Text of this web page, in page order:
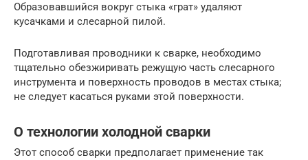
Образовавшийся вокруг стыка «грат» удаляют
кусачками и слесарной пилой.
Подготавливая проводники к сварке, необходимо
тщательно обезжиривать режущую часть слесарного
инструмента и поверхность проводов в местах стыка;
не следует касаться руками этой поверхности.
О технологии холодной сварки
Этот способ сварки предполагает применение так